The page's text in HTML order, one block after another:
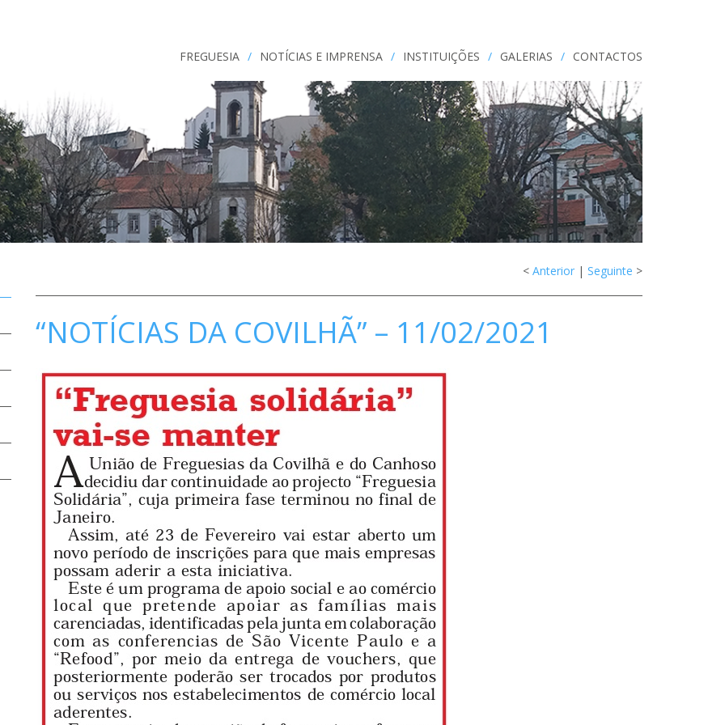
FREGUESIA / NOTÍCIAS E IMPRENSA / INSTITUIÇÕES / GALERIAS / CONTACTOS
< Anterior | Seguinte >
“NOTÍCIAS DA COVILHÃ” – 11/02/2021